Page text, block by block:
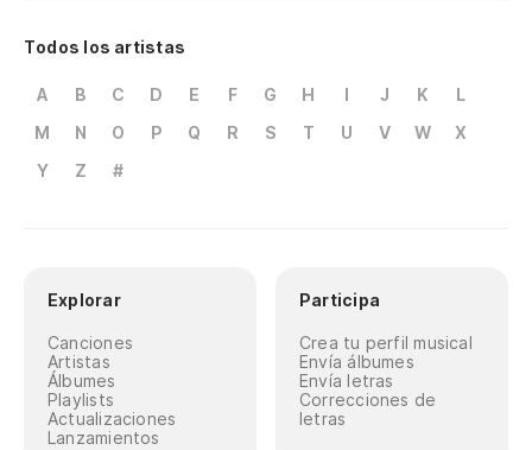
Todos los artistas
A B C D E F G H I J K
L
M
N O P Q R S T U V W
X
Y
Z #
Explorar
Canciones
Artistas
Álbumes
Playlists
Actualizaciones
Lanzamientos
Participa
Crea tu perfil musical
Envía álbumes
Envía letras
Correcciones de
letras